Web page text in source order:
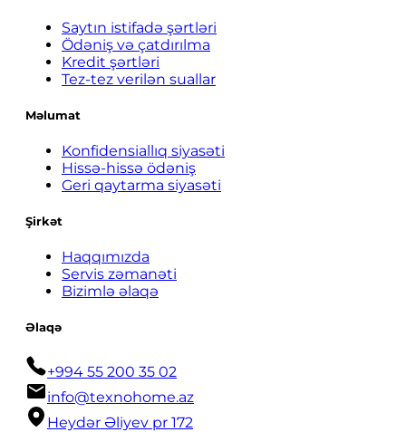
Saytın istifadə şərtləri
Ödəniş və çatdırılma
Kredit şərtləri
Tez-tez verilən suallar
Məlumat
Konfidensiallıq siyasəti
Hissə-hissə ödəniş
Geri qaytarma siyasəti
Şirkət
Haqqımızda
Servis zəmanəti
Bizimlə əlaqə
Əlaqə
+994 55 200 35 02
info@texnohome.az
Heydər Əliyev pr 172